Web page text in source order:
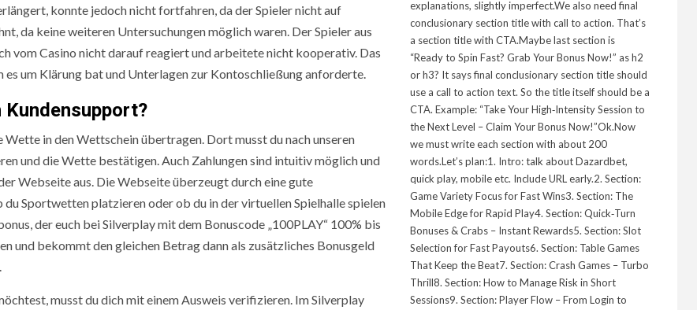
konnte jedoch nicht fortfahren, da der Spieler nicht auf
da keine weiteren Untersuchungen möglich waren. Der Spieler aus
vom Casino nicht darauf reagiert und arbeitete nicht kooperativ. Das
es um Klärung bat und Unterlagen zur Kontoschließung anforderte.
Kundensupport?
in den Wettschein übertragen. Dort musst du nach unseren
und die Wette bestätigen. Auch Zahlungen sind intuitiv möglich und
Webseite aus. Die Webseite überzeugt durch eine gute
Sportwetten platzieren oder ob du in der virtuellen Spielhalle spielen
der euch bei Silverplay mit dem Bonuscode „100PLAY“ 100% bis
und bekommt den gleichen Betrag dann als zusätzliches Bonusgeld
musst du dich mit einem Ausweis verifizieren. Im Silverplay
explanations, slightly imperfect.We also need final
conclusionary section title with call to action. That’s
a section title with CTA.Maybe last section is
“Ready to Spin Fast? Grab Your Bonus Now!” as h2
or h3? It says final conclusionary section title should
use a call to action text. So the title itself should be a
CTA. Example: “Take Your High‑Intensity Session to
the Next Level – Claim Your Bonus Now!”Ok.Now
we must write each section with about 200
words.Let’s plan:1. Intro: talk about Dazardbet,
quick play, mobile etc. Include URL early.2. Section:
Game Variety Focus for Fast Wins3. Section: The
Mobile Edge for Rapid Play4. Section: Quick‑Turn
Bonuses & Crabs – Instant Rewards5. Section: Slot
Selection for Fast Payouts6. Section: Table Games
That Keep the Beat7. Section: Crash Games – Turbo
Thrill8. Section: How to Manage Risk in Short
Sessions9. Section: Player Flow – From Login to